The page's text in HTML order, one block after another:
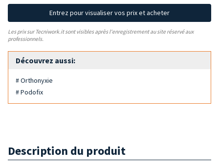
Entrez pour visualiser vos prix et acheter
Les prix sur Tecniwork.it sont visibles après l'enregistrement au site réservé aux
professionnels.
Découvrez aussi:
# Orthonyxie
# Podofix
Description du produit